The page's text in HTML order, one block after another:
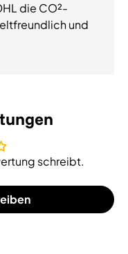
die CO²-
und
schreibt.